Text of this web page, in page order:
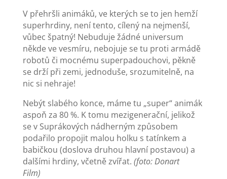
V přehršli animáků, ve kterých se to jen hemží
superhrdiny, není tento, cílený na nejmenší,
vůbec špatný! Nebuduje žádné universum
někde ve vesmíru, nebojuje se tu proti armádě
robotů či mocnému superpadouchovi, pěkně
se drží při zemi, jednoduše, srozumitelně, na
nic si nehraje!
Nebýt slabého konce, máme tu „super“ animák
aspoň za 80 %. K tomu mezigenerační, jelikož
se v Suprákových nádherným způsobem
podařilo propojit malou holku s tatínkem a
babičkou (doslova druhou hlavní postavou) a
dalšími hrdiny, včetně zvířat. (foto: Donart
Film)